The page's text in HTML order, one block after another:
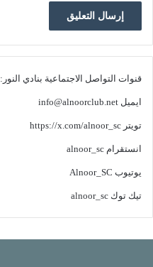
قنوات التواصل الاجتماعية بنادي النور:
ايميل info@alnoorclub.net
تويتر https://x.com/alnoor_sc
انستقرام alnoor_sc
يوتيوب Alnoor_SC
تيك توك alnoor_sc